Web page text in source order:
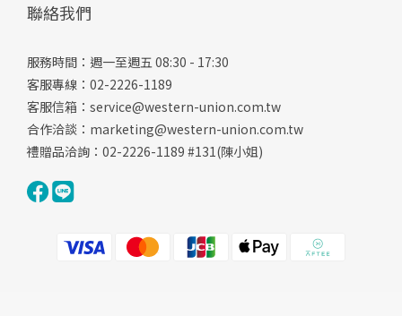
聯絡我們
服務時間：週一至週五 08:30 - 17:30
客服專線：02-2226-1189
客服信箱： service@western-union.com.tw
合作洽談： marketing@western-union.com.tw
禮贈品洽詢：02-2226-1189 #131(陳小姐)